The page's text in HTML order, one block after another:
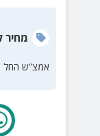
מחיר
אמצ”ש החל